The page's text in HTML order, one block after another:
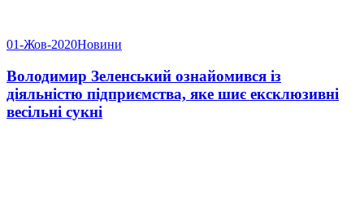
01-Жов-2020Новини
Володимир Зеленський ознайомився із
діяльністю підприємства, яке шиє ексклюзивні
весільні сукні